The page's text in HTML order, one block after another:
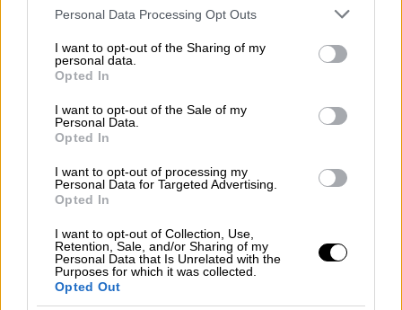
Please note that this website/app uses one or more Google
not limited to your visit or usage behaviour. You may click to
grant or deny consent to Google and its third-party tags to
use your data for below specified purposes in below Google
consent section.
Personal Data Processing Opt Outs
I want to opt-out of the Sharing of my
personal data.
Opted In
I want to opt-out of the Sale of my
Personal Data.
Opted In
I want to opt-out of processing my
Personal Data for Targeted Advertising.
Opted In
I want to opt-out of Collection, Use,
Retention, Sale, and/or Sharing of my
Personal Data that Is Unrelated with the
Purposes for which it was collected.
Opted Out
κάτω είναι πατημένη, μαυρισμένο.
Πιρουέτες έκανε η γιαγιά κι έπεσε;».
Ο εγγονός αντίκρισε τη γιαγιά του με
μελανιές, σπασμένα πλευρά και χαμηλό
οξυγόνο. «Γυρνάει ο γιατρός και μου λέει ότι
πλευρά. Λέω ορίστε; Αυτό δημιούργησε μία
θλάση στον πνεύμονα, δημιούργησε
πρόβλημα στην αναπνοή, το πόδι ήταν
σπασμένο και έτσι μπήκαμε στην
πανεπιστημιακή κλινική όπου η γιαγιά
άντεξε εκεί έναν ολόκληρο μήνα».